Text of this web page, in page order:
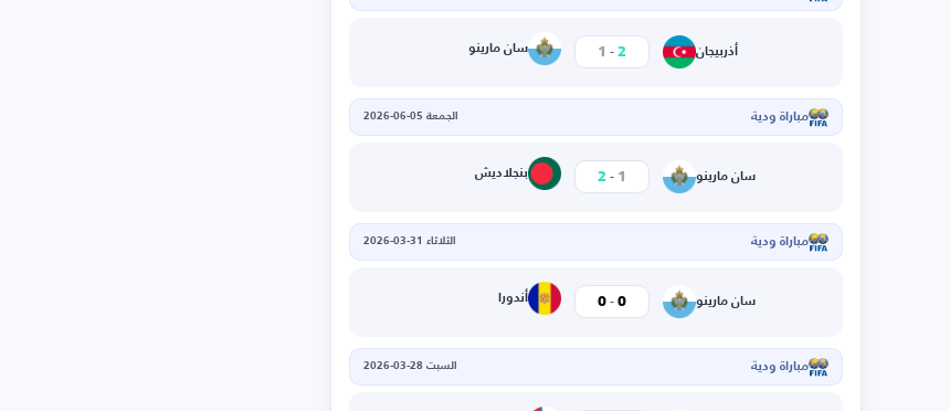
أذربيجان 2
-
1 سان مارينو
مباراة ودية الجمعة 05-06-2026
سان مارينو 1
-
2 بنجلاديش
مباراة ودية الثلاثاء 31-03-2026
سان مارينو 0
-
0 أندورا
مباراة ودية السبت 28-03-2026